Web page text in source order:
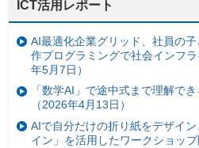
ICT活用レポート
AI最適化企業グリッド、社員の
作プログラミングで社会インフ
年5月7日）
「数学AI」で途中式まで理解で
（2026年4月13日）
AIで自分だけの折り紙をデザイ
イン」を活用したワークショッ